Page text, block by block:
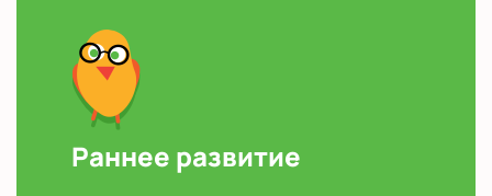
Раннее развитие